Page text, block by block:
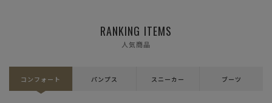
RANKING ITEMS
人気商品
コンフォート パンプス スニーカー ブーツ